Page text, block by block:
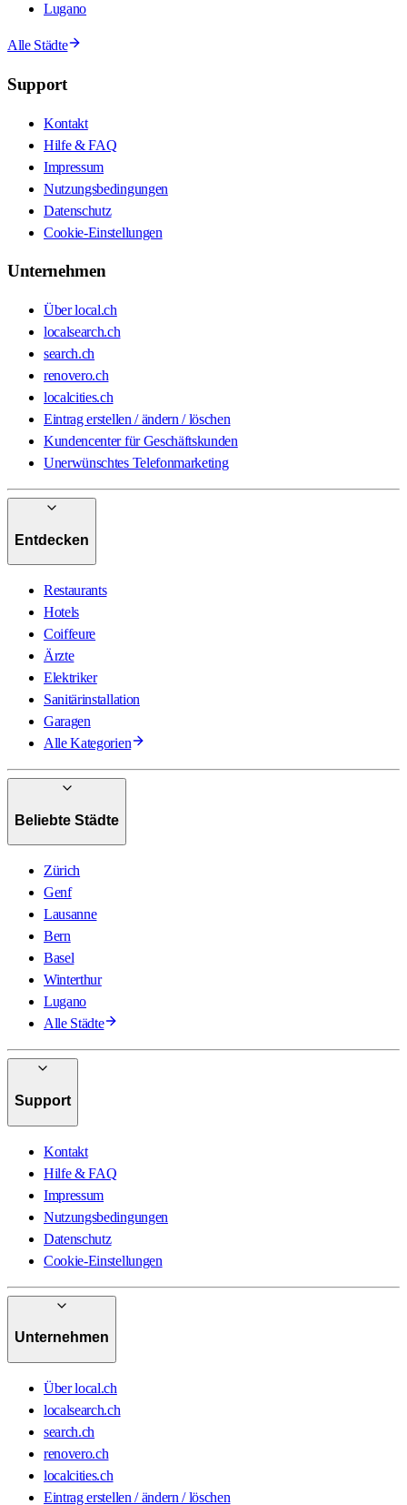
Lugano
Alle Städte
Support
Kontakt
Hilfe & FAQ
Impressum
Nutzungsbedingungen
Datenschutz
Cookie-Einstellungen
Unternehmen
Über local.ch
localsearch.ch
search.ch
renovero.ch
localcities.ch
Eintrag erstellen / ändern / löschen
Kundencenter für Geschäftskunden
Unerwünschtes Telefonmarketing
Entdecken
Restaurants
Hotels
Coiffeure
Ärzte
Elektriker
Sanitärinstallation
Garagen
Alle Kategorien
Beliebte Städte
Zürich
Genf
Lausanne
Bern
Basel
Winterthur
Lugano
Alle Städte
Support
Kontakt
Hilfe & FAQ
Impressum
Nutzungsbedingungen
Datenschutz
Cookie-Einstellungen
Unternehmen
Über local.ch
localsearch.ch
search.ch
renovero.ch
localcities.ch
Eintrag erstellen / ändern / löschen